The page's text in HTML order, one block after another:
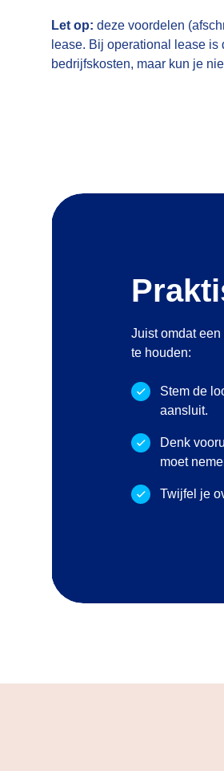
Let op: deze voordelen
lease. Bij operational lease
bedrijfskosten, maar kun je
Juist omdat
te houden:
Stem de
aansluit.
Denk
moet
Twijfel je